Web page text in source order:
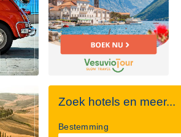
Zoek hotels en meer...
Bestemming